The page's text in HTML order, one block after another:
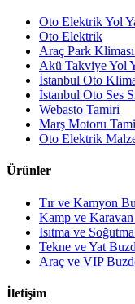
Oto Elektrik Yol
Oto Elektrik
Araç Park
Akü Takviye Yol
İstanbul Oto
İstanbul Oto Ses
Webasto Tamiri
Marş Motoru
Oto Elektrik
Ürünler
Tır ve Kamyon
Kamp ve Karavan
Isıtma ve
Tekne ve Yat
Araç ve VIP
İletişim